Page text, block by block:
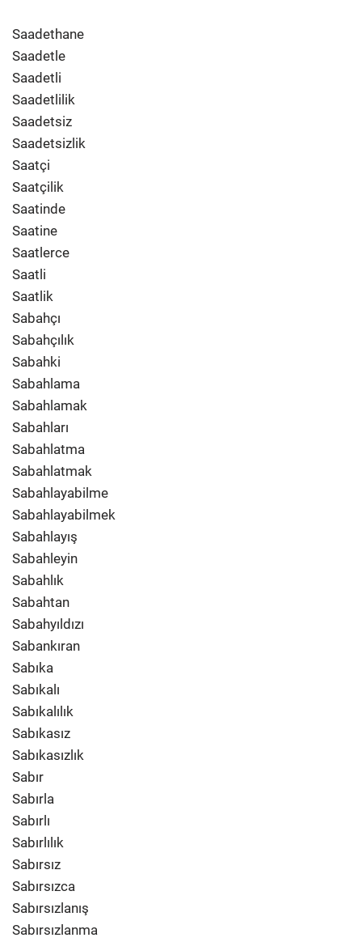
Saadethane
Saadetle
Saadetli
Saadetlilik
Saadetsiz
Saadetsizlik
Saatçi
Saatçilik
Saatinde
Saatine
Saatlerce
Saatli
Saatlik
Sabahçı
Sabahçılık
Sabahki
Sabahlama
Sabahlamak
Sabahları
Sabahlatma
Sabahlatmak
Sabahlayabilme
Sabahlayabilmek
Sabahlayış
Sabahleyin
Sabahlık
Sabahtan
Sabahyıldızı
Sabankıran
Sabıka
Sabıkalı
Sabıkalılık
Sabıkasız
Sabıkasızlık
Sabır
Sabırla
Sabırlı
Sabırlılık
Sabırsız
Sabırsızca
Sabırsızlanış
Sabırsızlanma